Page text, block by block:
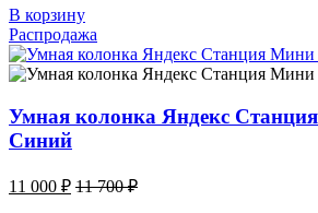
В корзину
Распродажа
Умная колонка Яндекс
Синий
11 000 ₽ 11 700₽